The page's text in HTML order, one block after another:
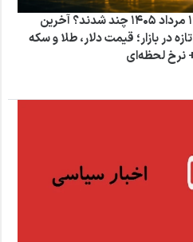
دلار، طلا و سکه امروز دوشنبه ۱۹ مرداد ۱۴۰۵ چند شدند؟ آخرین
در بازار؛ قیمت دلار، طلا و سکه